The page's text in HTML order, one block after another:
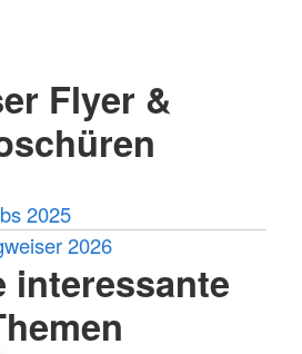
Flyer &
2025
2026
interessante